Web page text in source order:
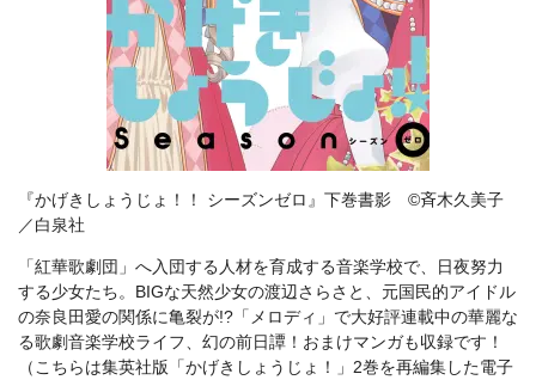
『かげきしょうじょ！！ シーズンゼロ』下巻書影 ©斉木久美子
／白泉社
「紅華歌劇団」へ入団する人材を育成する音楽学校で、日夜努力
する少女たち。BIGな天然少女の渡辺さらさと、元国民的アイドル
の奈良田愛の関係に亀裂が!?「メロディ」で大好評連載中の華麗な
る歌劇音楽学校ライフ、幻の前日譚！おまけマンガも収録です！
（こちらは集英社版「かげきしょうじょ！」2巻を再編集した電子